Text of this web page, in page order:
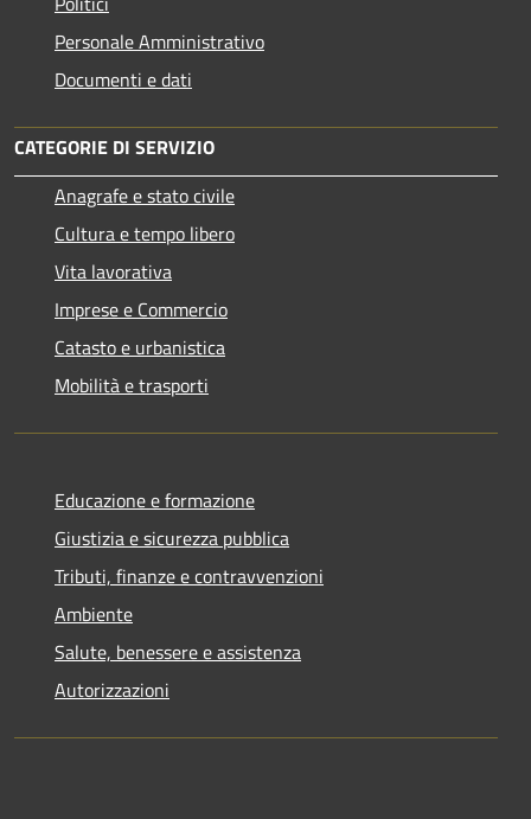
Personale Amministrativo
Documenti e dati
CATEGORIE DI SERVIZIO
Anagrafe e stato civile
Cultura e tempo libero
Vita lavorativa
Imprese e Commercio
Catasto e urbanistica
Mobilità e trasporti
Educazione e formazione
Giustizia e sicurezza pubblica
Tributi, finanze e contravvenzioni
Ambiente
Salute, benessere e assistenza
Autorizzazioni